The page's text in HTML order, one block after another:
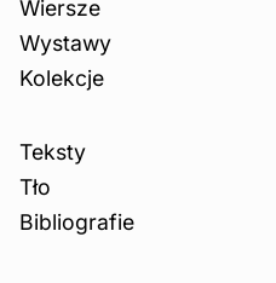
Wiersze
Wystawy
Kolekcje
Teksty
Tło
Bibliografie